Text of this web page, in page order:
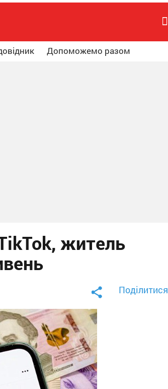
Допоможемо разом
житель
Поділитися